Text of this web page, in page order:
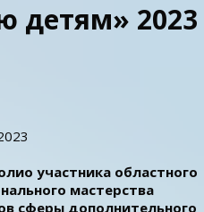
детям» 2023
участника областного
мастерства
сферы дополнительного